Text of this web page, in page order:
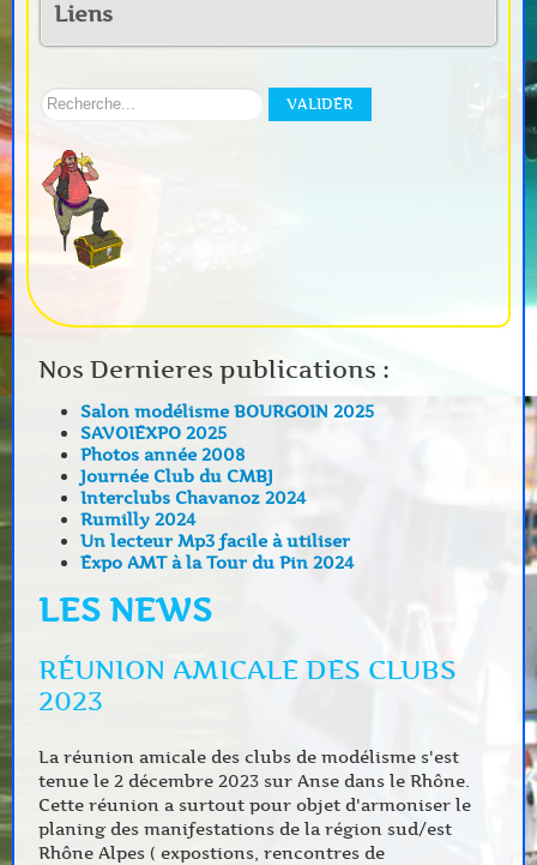
Liens
Rechercher
site:
VALIDER
Nos Dernieres publications :
Salon modélisme BOURGOIN 2025
SAVOIEXPO 2025
Photos année 2008
Journée Club du CMBJ
Interclubs Chavanoz 2024
Rumilly 2024
Un lecteur Mp3 facile à utiliser
Expo AMT à la Tour du Pin 2024
LES NEWS
RÉUNION AMICALE DES CLUBS
2023
La réunion amicale des clubs de modélisme s'est
tenue le 2 décembre 2023 sur Anse dans le Rhône.
Cette réunion a surtout pour objet d'armoniser le
planing des manifestations de la région sud/est
Rhône Alpes ( expostions, rencontres de